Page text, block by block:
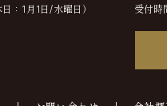
：1月1日/水曜日） 受付時